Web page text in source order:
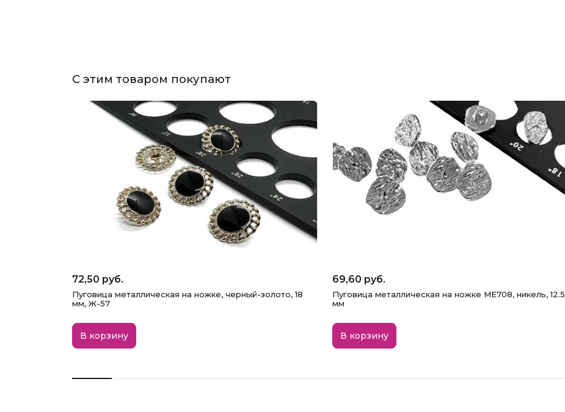
С этим товаром покупают
72,50 руб.
Пуговица металлическая на ножке, черный-золото, 18
мм, Ж-57
В корзину
69,60 руб.
Пуговица металлическая на ножке ME708, никель, 12.5
мм
В корзину